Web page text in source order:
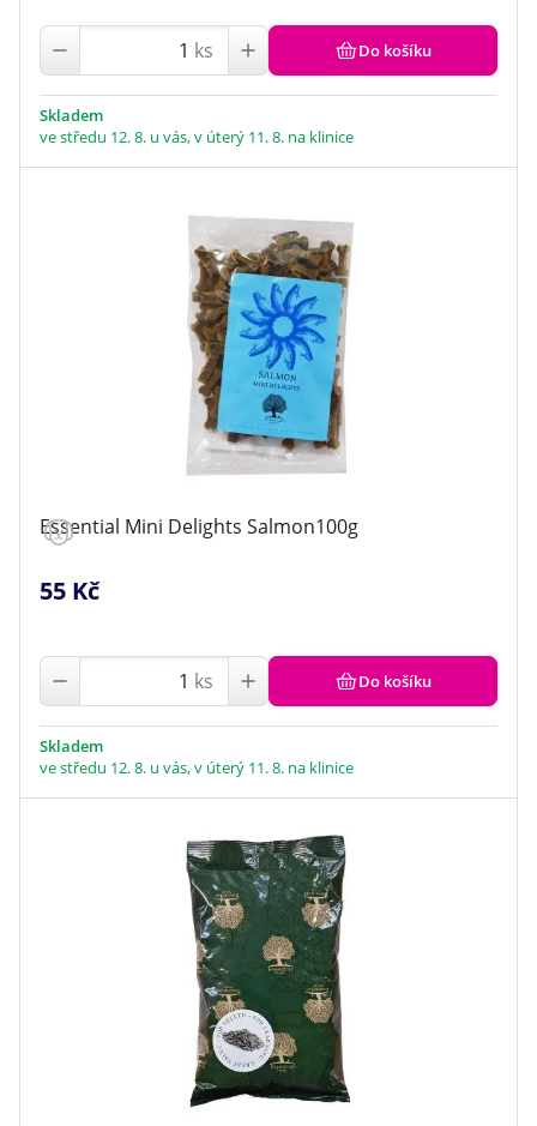
ks Do košíku
Skladem
ve středu 12. 8. u vás, v úterý 11. 8. na klinice
Essential Mini Delights Salmon100g
55 Kč
ks Do košíku
Skladem
ve středu 12. 8. u vás, v úterý 11. 8. na klinice